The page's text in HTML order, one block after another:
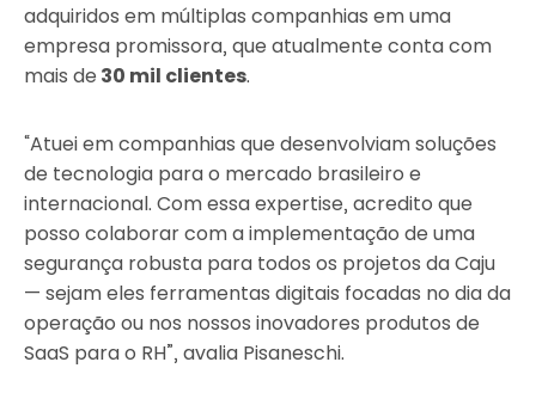
adquiridos em múltiplas companhias em uma
empresa promissora, que atualmente conta com
mais de 30 mil clientes.
“Atuei em companhias que desenvolviam soluções
de tecnologia para o mercado brasileiro e
internacional. Com essa expertise, acredito que
posso colaborar com a implementação de uma
segurança robusta para todos os projetos da Caju
— sejam eles ferramentas digitais focadas no dia da
operação ou nos nossos inovadores produtos de
SaaS para o RH”, avalia Pisaneschi.